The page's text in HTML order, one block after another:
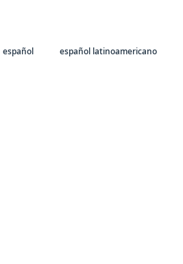
español español latinoamericano